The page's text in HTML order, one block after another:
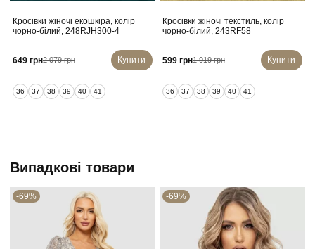
Кросівки жіночі екошкіра, колір
чорно-білий, 248RJH300-4
649 грн2 079 грн Купити
36 37 38 39 40 41
Кросівки жіночі текстиль, колір
чорно-білий, 243RF58
599 грн1 919 грн Купити
36 37 38 39 40 41
Випадкові товари
-69% -69%